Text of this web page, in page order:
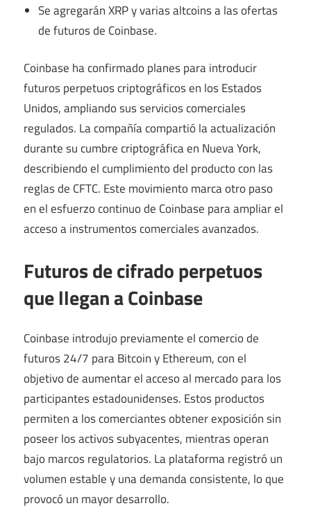
Se agregarán XRP y varias altcoins a las ofertas
de futuros de Coinbase.
Coinbase ha confirmado planes para introducir
futuros perpetuos criptográficos en los Estados
Unidos, ampliando sus servicios comerciales
regulados. La compañía compartió la actualización
durante su cumbre criptográfica en Nueva York,
describiendo el cumplimiento del producto con las
reglas de CFTC. Este movimiento marca otro paso
en el esfuerzo continuo de Coinbase para ampliar el
acceso a instrumentos comerciales avanzados.
Futuros de cifrado perpetuos
que llegan a Coinbase
Coinbase introdujo previamente el comercio de
futuros 24/7 para Bitcoin y Ethereum, con el
objetivo de aumentar el acceso al mercado para los
participantes estadounidenses. Estos productos
permiten a los comerciantes obtener exposición sin
poseer los activos subyacentes, mientras operan
bajo marcos regulatorios. La plataforma registró un
volumen estable y una demanda consistente, lo que
provocó un mayor desarrollo.